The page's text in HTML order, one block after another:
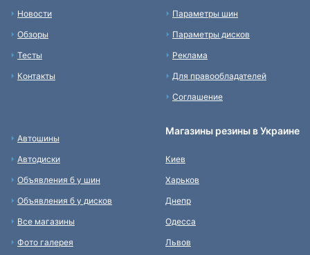
Новости
Обзоры
Тесты
Контакты
Параметры шин
Параметры дисков
Реклама
Для правообладателей
Соглашение
Автошины
Автодиски
Объявления б у шин
Объявления б у дисков
Все магазины
Фото галерея
Магазины резины в Украине
Киев
Харьков
Днепр
Одесса
Львов